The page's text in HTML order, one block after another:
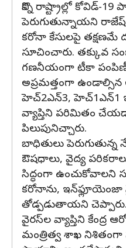
కొన్ని రాష్ట్రాల్లో కోవిడ్-19
పెరుగుతున్నాయని
కరోనా కేసులపై తక్షణమే
సూచించారు. తక్కువ
గణనీయంగా టీకా పంపిణీ
అప్రమత్తంగా
హెచ్2ఎన్3, హెచ్1ఎన్1
వ్యాప్తిని పరిమితం
పిలుపునిచ్చారు.
బాధితులు పెరుగుతున్న
ఔషధాలు, వైద్య
సిద్ధంగా ఉంచుకోవాలని
కరోనాను, ఇన్‌ఫ్లూయెంజా
తోడ్పడుతాయని చెప్పారు.
వైరస్‌ల వ్యాప్తిని కేంద్ర
మంత్రిత్వ శాఖ